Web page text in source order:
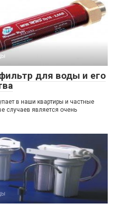
для воды и его
в наши квартиры и частные
случаев является очень